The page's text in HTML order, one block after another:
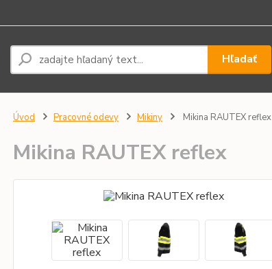
Hľadať
Úvod Pracovné odevy Mikiny Mikina RAUTEX reflex
Mikina RAUTEX reflex